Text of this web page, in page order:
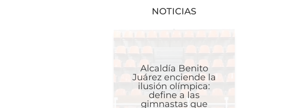
NOTICIAS
Alcaldía Benito
Juárez enciende la
ilusión olímpica:
define a las
gimnastas que